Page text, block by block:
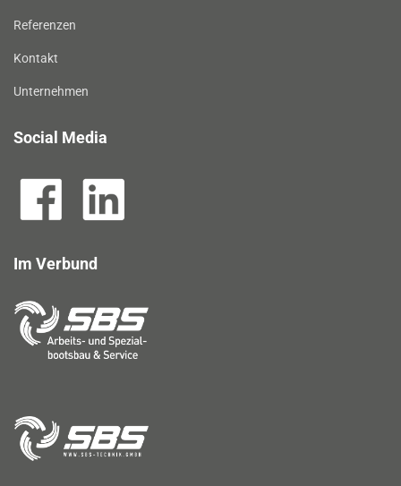
Referenzen
Kontakt
Unternehmen
Social Media
Im Verbund